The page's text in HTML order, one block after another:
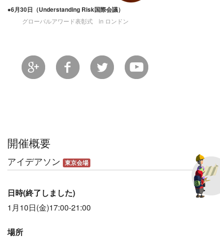
●6月30日（Understanding Risk国際会議）
グローバルアワード表彰式 in ロンドン
開催概要
アイデアソン 東京会場
日時(終了しました)
1月10日(金)17:00-21:00
場所